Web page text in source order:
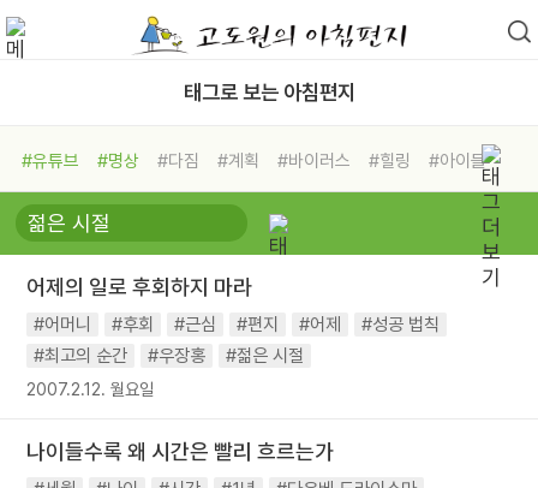
태그로 보는 아침편지
#유튜브 #명상 #다짐 #계획 #바이러스 #힐링
#아이들
#비전캠프
#독서캠프 #삶
#희망
#나눔 #친구 #링컨학교
#독서
#건강 #면역력
어제의 일로 후회하지 마라
#어머니 #후회 #근심 #편지 #어제
#성공 법칙
#최고의 순간
#우장홍 #젊은 시절
2007.2.12. 월요일
나이들수록 왜 시간은 빨리 흐르는가